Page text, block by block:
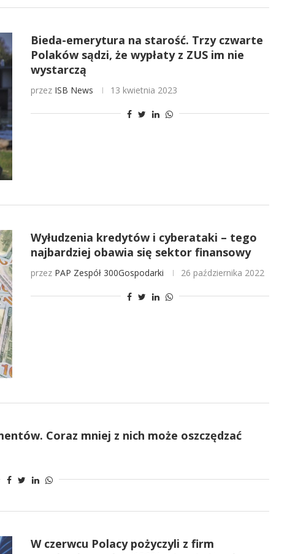
Bieda-emerytura na starość. Trzy czwarte
Polaków sądzi, że wypłaty z ZUS im nie
wystarczą
przez ISB News 13 kwietnia 2023
Wyłudzenia kredytów i cyberataki – tego
najbardziej obawia się sektor finansowy
przez PAP Zespół 300Gospodarki 26 października 2022
Coraz mniej z nich może oszczędzać
W czerwcu Polacy pożyczyli z firm